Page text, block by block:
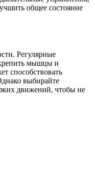
общее состояние
Регулярные
мышцы и
способствовать
выбирайте
движений, чтобы не